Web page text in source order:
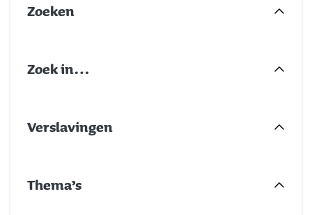
Zoeken
Zoek in…
Verslavingen
Thema’s